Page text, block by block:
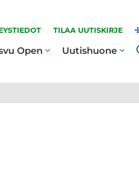
TILAA UUTISKIRJE
Open Uutishuone